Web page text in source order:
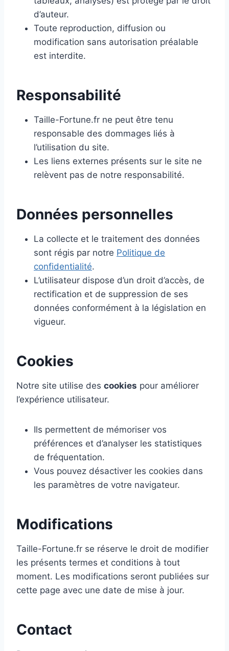
d’auteur.
Toute reproduction, diffusion ou
modification sans autorisation préalable
est interdite.
Responsabilité
Taille-Fortune.fr ne peut être tenu
responsable des dommages liés à
l’utilisation du site.
Les liens externes présents sur le site ne
relèvent pas de notre responsabilité.
Données personnelles
La collecte et le traitement des données
sont régis par notre Politique de
confidentialité.
L’utilisateur dispose d’un droit d’accès, de
rectification et de suppression de ses
données conformément à la législation en
vigueur.
Cookies
Notre site utilise des cookies pour améliorer
l’expérience utilisateur.
Ils permettent de mémoriser vos
préférences et d’analyser les statistiques
de fréquentation.
Vous pouvez désactiver les cookies dans
les paramètres de votre navigateur.
Modifications
Taille-Fortune.fr se réserve le droit de modifier
les présents termes et conditions à tout
moment. Les modifications seront publiées sur
cette page avec une date de mise à jour.
Contact